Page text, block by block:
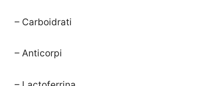
– Carboidrati
– Anticorpi